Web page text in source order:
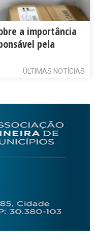
a importância
pela
ÚLTIMAS NOTÍCIAS